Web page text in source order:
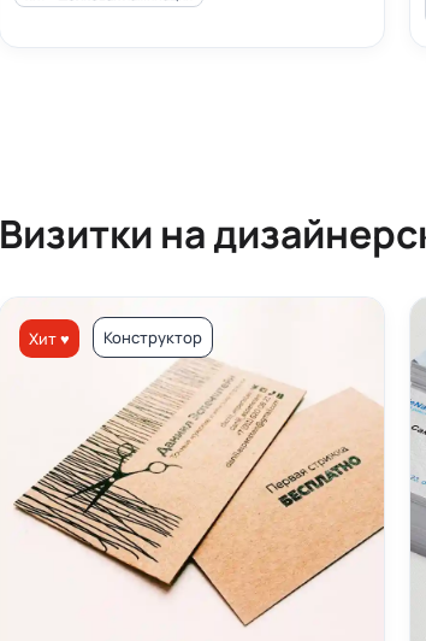
Визитки на
Хит ♥ Конструктор